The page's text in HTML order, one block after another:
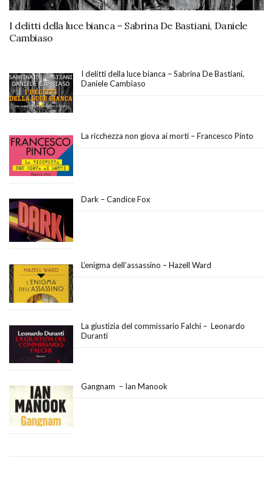
I delitti della luce bianca – Sabrina De Bastiani, Daniele
Cambiaso
I delitti della luce bianca – Sabrina De Bastiani,
Daniele Cambiaso
La ricchezza non giova ai morti – Francesco Pinto
Dark – Candice Fox
L’enigma dell’assassino – Hazell Ward
La giustizia del commissario Falchi – Leonardo
Duranti
Gangnam – Ian Manook